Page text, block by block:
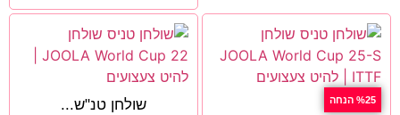
%25 הנחה שולחן טנ"ש...